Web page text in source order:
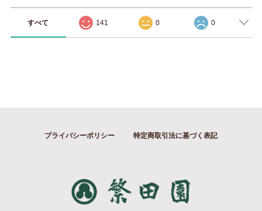
すべて 141 0 0
プライバシーポリシー 特定商取引法に基づく表記